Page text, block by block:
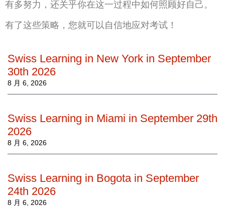
有多努力，还关乎你在这一过程中如何照顾好自己。
有了这些策略，您就可以自信地应对考试！
Swiss Learning in New York in September
30th 2026
8 月 6, 2026
Swiss Learning in Miami in September 29th
2026
8 月 6, 2026
Swiss Learning in Bogota in September
24th 2026
8 月 6, 2026